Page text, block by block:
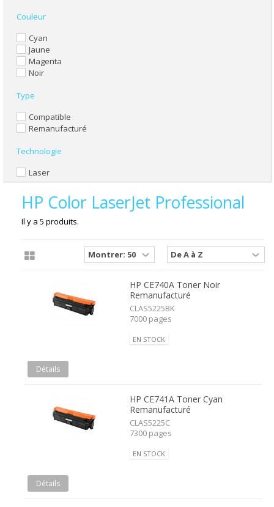
Couleur
Cyan
Jaune
Magenta
Noir
Type
Compatible
Remanufacturé
Technologie
Laser
HP Color LaserJet Professional
Il y a 5 produits.
HP CE740A Toner Noir
Remanufacturé
CLAS5225BK
7000 pages
EN STOCK
Détails
HP CE741A Toner Cyan
Remanufacturé
CLAS5225C
7300 pages
EN STOCK
Détails